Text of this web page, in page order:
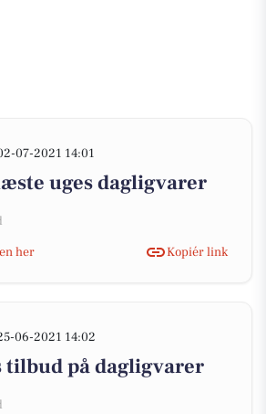
07-2021 14:01
uges dagligvarer
her
Kopiér link
06-2021 14:02
tilbud på dagligvarer